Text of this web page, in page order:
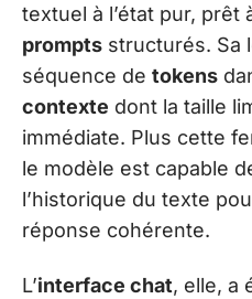
textuel à l’état pur, prêt
prompts structurés. Sa
séquence de tokens
contexte dont la taille
immédiate. Plus cette
le modèle est capable
l’historique du texte
réponse cohérente.
L’interface chat, elle, a